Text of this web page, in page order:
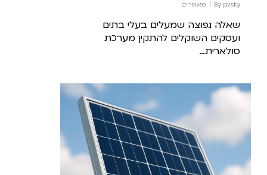
By pvsky מאמרים
שאלה נפוצה שמעלים בעלי בתים
ועסקים השוקלים להתקין מערכת
סולארית…